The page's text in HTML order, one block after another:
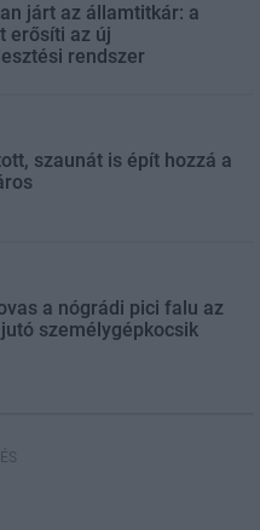
járt az államtitkár: a
erősíti az új
rendszer
szaunát is épít hozzá a
a nógrádi pici falu az
személygépkocsik